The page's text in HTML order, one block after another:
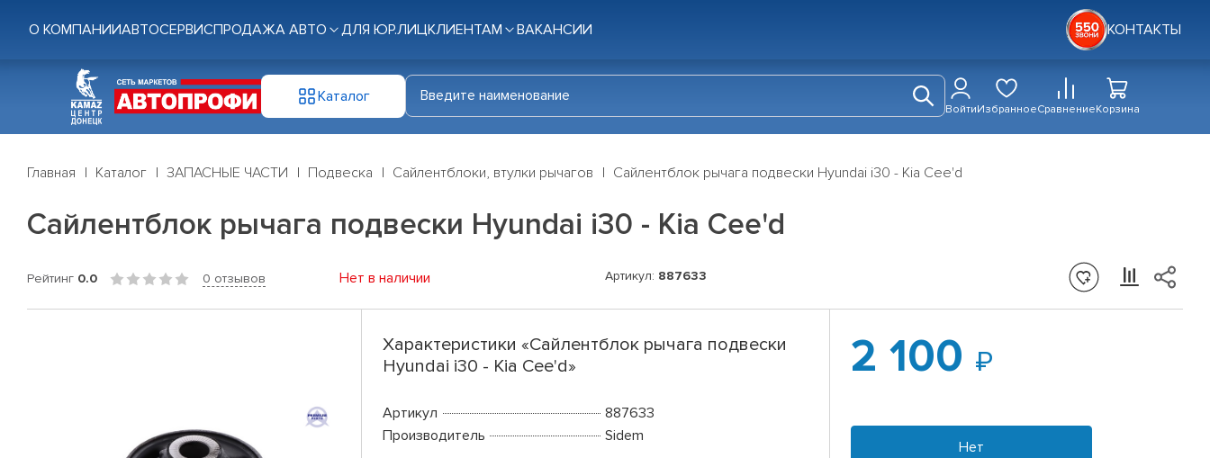
О КОМПАНИИАВТОСЕРВИСПРОДАЖА АВТО ДЛЯ ЮР.ЛИЦКЛИЕНТАМ ВАКАНСИИ КОНТАКТЫ
Каталог
ВойтиИзбранноеСравнениеКорзина
Главная Каталог ЗАПАСНЫЕ ЧАСТИ Подвеска Сайлентблоки, втулки рычагов Сайлентблок рычага подвески Hyundai i30 - Kia Cee'd
Сайлентблок рычага подвески Hyundai i30 - Kia Cee'd
Рейтинг 0.0 0 отзывов Нет в наличии Артикул: 887633
Характеристики «Сайлентблок рычага подвески
Hyundai i30 - Kia Cee'd»
Артикул
887633
Производитель
Sidem
2 100
Нет